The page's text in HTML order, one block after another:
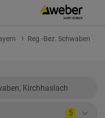
Reg.-Bez. Schwaben
5